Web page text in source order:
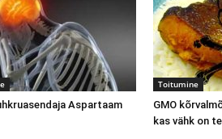
Aspartaam
Toitumine
GMO
kas vähk on